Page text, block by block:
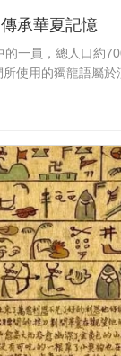
承華夏記憶
一員，總人口約
使用的獨龍語屬於